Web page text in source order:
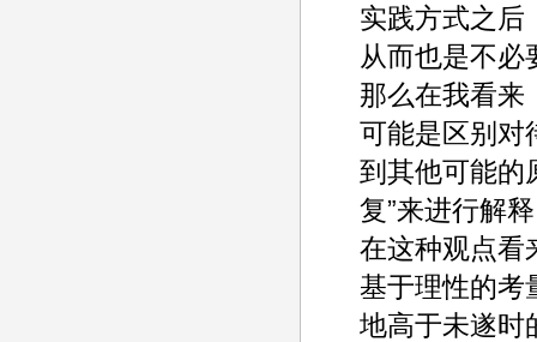
实践方式之后
从而也是不必
那么在我看来
可能是区别对
到其他可能的
复”来进行解
在这种观点看
基于理性的考
地高于未遂时